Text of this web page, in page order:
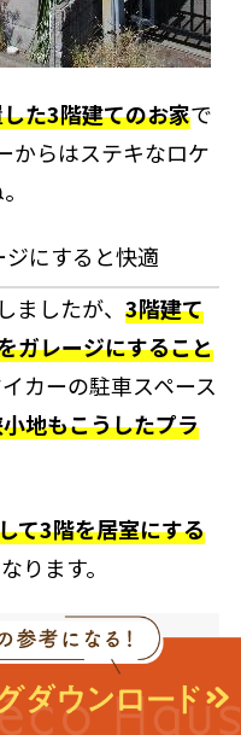
た3階建てのお家で
からはステキなロケ
にすると快適
したが、 3階建て
ガレージにすること
カーの駐車スペース
地もこうしたプラ
て3階を居室にする
ります。